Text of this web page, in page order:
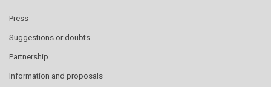
Press
Suggestions or doubts
Partnership
Information and proposals